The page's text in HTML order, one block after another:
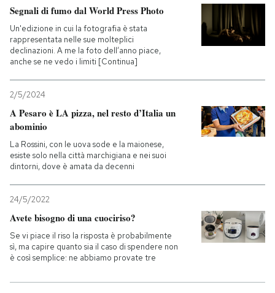
Segnali di fumo dal World Press Photo
Un'edizione in cui la fotografia è stata
rappresentata nelle sue molteplici
declinazioni. A me la foto dell’anno piace,
anche se ne vedo i limiti [Continua]
2/5/2024
A Pesaro è LA pizza, nel resto d’Italia un
abominio
La Rossini, con le uova sode e la maionese,
esiste solo nella città marchigiana e nei suoi
dintorni, dove è amata da decenni
24/5/2022
Avete bisogno di una cuociriso?
Se vi piace il riso la risposta è probabilmente
sì, ma capire quanto sia il caso di spendere non
è così semplice: ne abbiamo provate tre